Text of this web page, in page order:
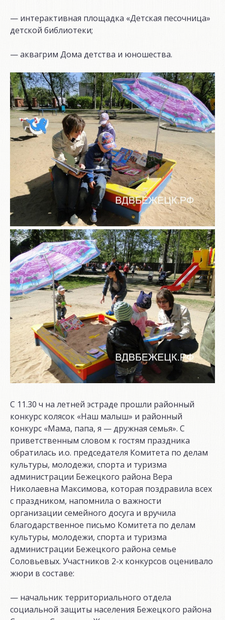
— интерактивная площадка «Детская песочница»
детской библиотеки;
— аквагрим Дома детства и юношества.
С 11.30 ч на летней эстраде прошли районный
конкурс колясок «Наш малыш» и районный
конкурс «Мама, папа, я — дружная семья». С
приветственным словом к гостям праздника
обратилась и.о. председателя Комитета по делам
культуры, молодежи, спорта и туризма
администрации Бежецкого района Вера
Николаевна Максимова, которая поздравила всех
с праздником, напомнила о важности
организации семейного досуга и вручила
благодарственное письмо Комитета по делам
культуры, молодежи, спорта и туризма
администрации Бежецкого района семье
Соловьевых. Участников 2-х конкурсов оценивало
жюри в составе:
— начальник территориального отдела
социальной защиты населения Бежецкого района